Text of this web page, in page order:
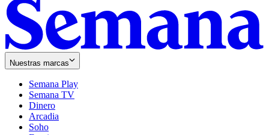
Nuestras marcas
Semana Play
Semana TV
Dinero
Arcadia
Soho